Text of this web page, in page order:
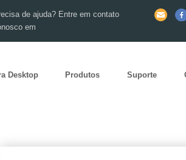
de ajuda? Entre em contato
em
Desktop Produtos Suporte